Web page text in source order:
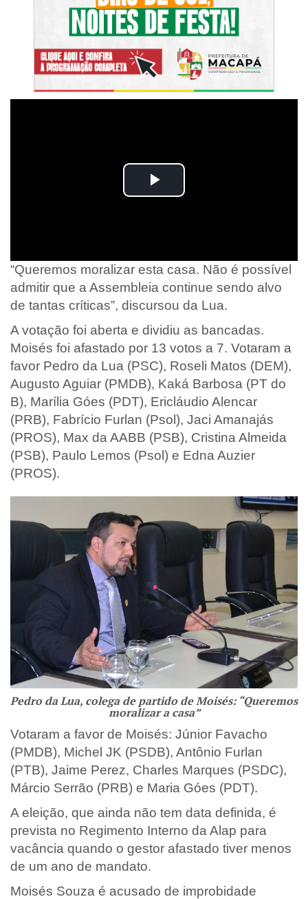
“Queremos moralizar esta casa. Não é possível
admitir que a Assembleia continue sendo alvo
de tantas críticas”, discursou da Lua.
A votação foi aberta e dividiu as bancadas.
Moisés foi afastado por 13 votos a 7. Votaram a
favor Pedro da Lua (PSC), Roseli Matos (DEM),
Augusto Aguiar (PMDB), Kaká Barbosa (PT do
B), Marília Góes (PDT), Ericláudio Alencar
(PRB), Fabrício Furlan (Psol), Jaci Amanajás
(PROS), Max da AABB (PSB), Cristina Almeida
(PSB), Paulo Lemos (Psol) e Edna Auzier
(PROS).
Pedro da Lua, colega de partido de Moisés: “Queremos
moralizar a casa”
Votaram a favor de Moisés: Júnior Favacho
(PMDB), Michel JK (PSDB), Antônio Furlan
(PTB), Jaime Perez, Charles Marques (PSDC),
Márcio Serrão (PRB) e Maria Góes (PDT).
A eleição, que ainda não tem data definida, é
prevista no Regimento Interno da Alap para
vacância quando o gestor afastado tiver menos
de um ano de mandato.
Moisés Souza é acusado de improbidade